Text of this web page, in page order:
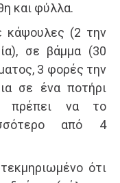
και φύλλα.
κάψουλες (2 την
σε βάμμα (30
3 φορές την
σε ένα ποτήρι
πρέπει να το
από 4
ότι